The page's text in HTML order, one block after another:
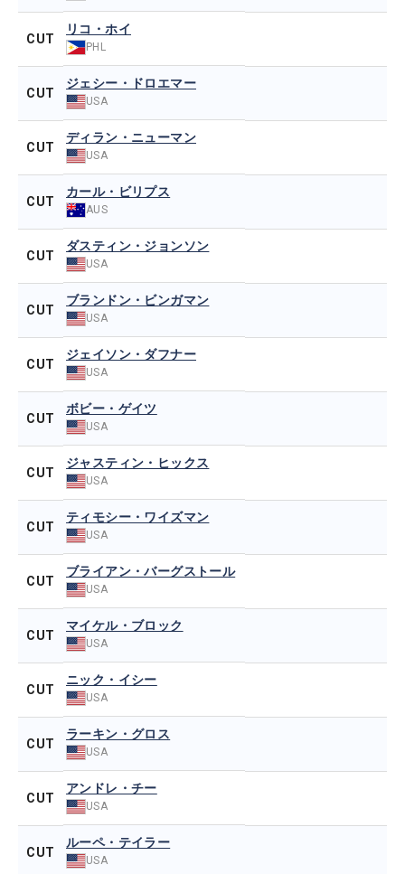
CUT
リコ・ホイ
PHL
CUT
ジェシー・ドロエマー
USA
CUT
ディラン・ニューマン
USA
CUT
カール・ビリプス
AUS
CUT
ダスティン・ジョンソン
USA
CUT
ブランドン・ビンガマン
USA
CUT
ジェイソン・ダフナー
USA
CUT
ボビー・ゲイツ
USA
CUT
ジャスティン・ヒックス
USA
CUT
ティモシー・ワイズマン
USA
CUT
ブライアン・バーグストール
USA
CUT
マイケル・ブロック
USA
CUT
ニック・イシー
USA
CUT
ラーキン・グロス
USA
CUT
アンドレ・チー
USA
CUT
ルーペ・テイラー
USA